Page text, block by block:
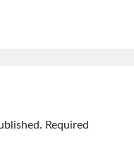
Required